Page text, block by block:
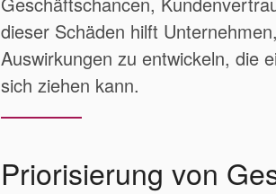
dieser Schäden hilft
Auswirkungen zu entwickeln, die
sich ziehen kann.
Priorisierung von